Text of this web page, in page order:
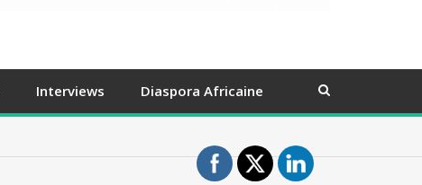
Interviews Diaspora Africaine